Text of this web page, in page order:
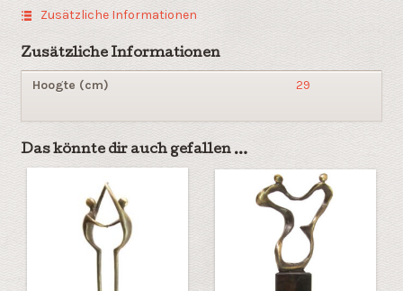
Zusätzliche Informationen
Zusätzliche Informationen
Hoogte (cm) 29
Das könnte dir auch gefallen …